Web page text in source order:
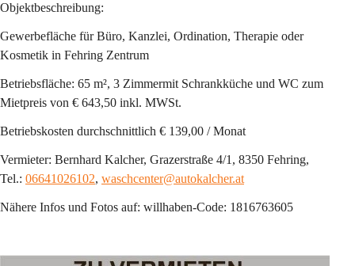
Objektbeschreibung:
Gewerbefläche für Büro, Kanzlei, Ordination, Therapie oder
Kosmetik in Fehring Zentrum
Betriebsfläche: 65 m², 3 Zimmermit Schrankküche und WC zum
Mietpreis von € 643,50 inkl. MWSt.
Betriebskosten durchschnittlich € 139,00 / Monat
Vermieter: Bernhard Kalcher, Grazerstraße 4/1, 8350 Fehring,
Tel.: 06641026102, waschcenter@autokalcher.at
Nähere Infos und Fotos auf: willhaben-Code: 1816763605